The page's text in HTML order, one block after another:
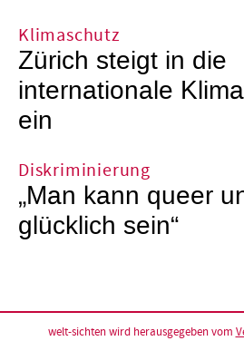
Klimaschutz
Zürich steigt in die
internationale
ein
Diskriminierung
„Man kann queer
glücklich sein“
welt-sichten wird herausgegeben vom